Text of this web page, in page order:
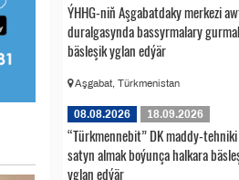
ÝHHG-niň Aşgabatdaky merkezi
duralgasynda bassyrmalary
bäsleşik yglan edýär
Aşgabat, Türkmenistan
08.08.2026 18.09.2026
“Türkmennebit” DK maddy-
satyn almak boýunça halkara
yglan edýär